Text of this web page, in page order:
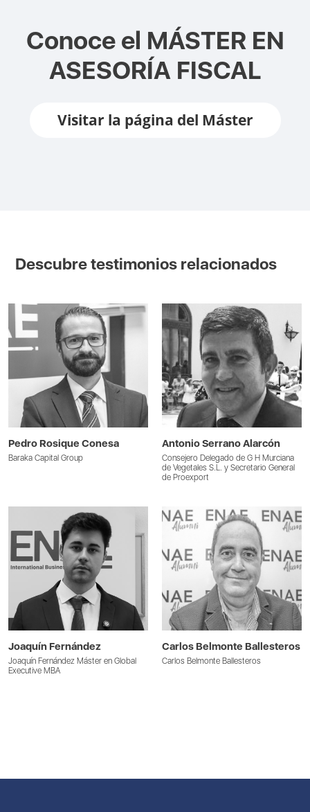
Conoce el MÁSTER EN
ASESORÍA FISCAL
Visitar la página del Máster
Descubre testimonios relacionados
Pedro Rosique Conesa
Baraka Capital Group
Antonio Serrano Alarcón
Consejero Delegado de G H Murciana
de Vegetales S.L. y Secretario General
de Proexport
Joaquín Fernández
Joaquín Fernández Máster en Global
Executive MBA
Carlos Belmonte Ballesteros
Carlos Belmonte Ballesteros